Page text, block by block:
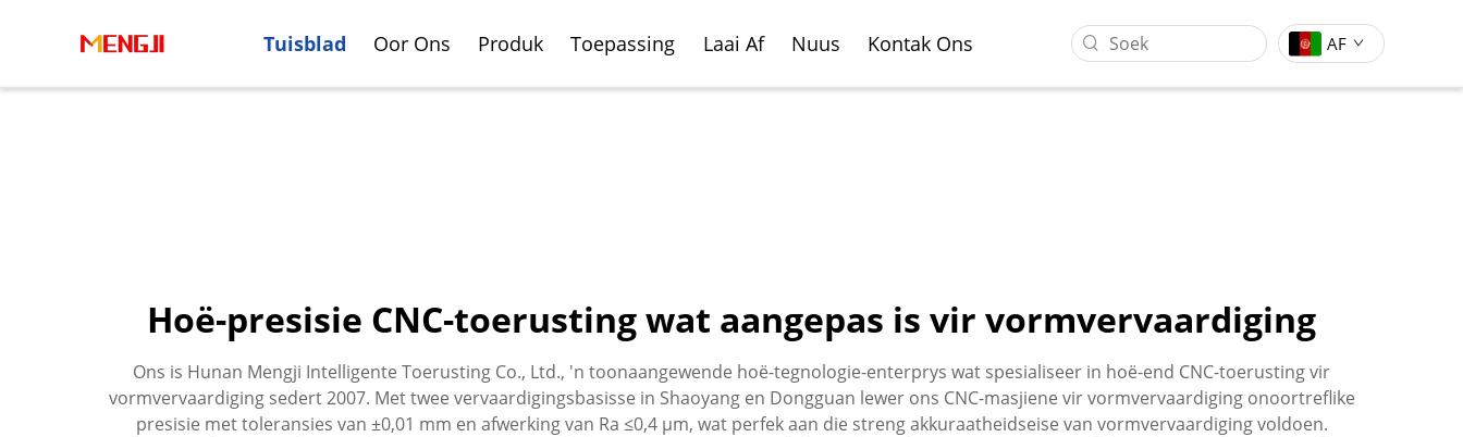
Tuisblad Oor Ons Produk
Boring-En Fresaer
Werksentrum
Vertikale Freesnede Sentrum
Horisontale Freesnede
Sentrum
Gantrie Werksentrum
Toepassing
Halweprooi Vervaardiging
Motorvoertuig
Vervaardigingsbedryf
Vliegtuig Vervaardiging Vormstempeling Industrie
Laai Af Nuus Kontak Ons AF
Hoë-presisie CNC-toerusting wat aangepas is vir vormvervaardiging
Ons is Hunan Mengji Intelligente Toerusting Co., Ltd., 'n toonaangewende hoë-tegnologie-enterprys wat spesialiseer in hoë-end CNC-toerusting vir
vormvervaardiging sedert 2007. Met twee vervaardigingsbasisse in Shaoyang en Dongguan lewer ons CNC-masjiene vir vormvervaardiging onoortreflike
presisie met toleransies van ±0,01 mm en afwerking van Ra ≤0,4 µm, wat perfek aan die streng akkuraatheidseise van vormvervaardiging voldoen.